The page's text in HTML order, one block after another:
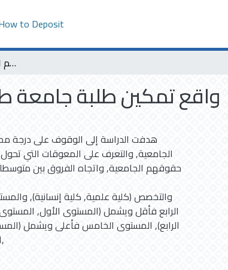
to Deposit
واقع تمكين طلبة جامعة طيبة من حقوقهم الجامعية وسبل الارتقاء به
واقع تمكين طلبة جامعة
هدفت الدراسة إلى الوقوف على درجة
الجامعية, والتعرف على المعوقات التي
حقوقهم الجامعية, واتجاه الفروق بين
الرابع فأقل ويشمل (المستوى الأول,
الرابع), المستوى الخامس فأعلى ويشمل
المستوى السابع, المستوى الثامن),